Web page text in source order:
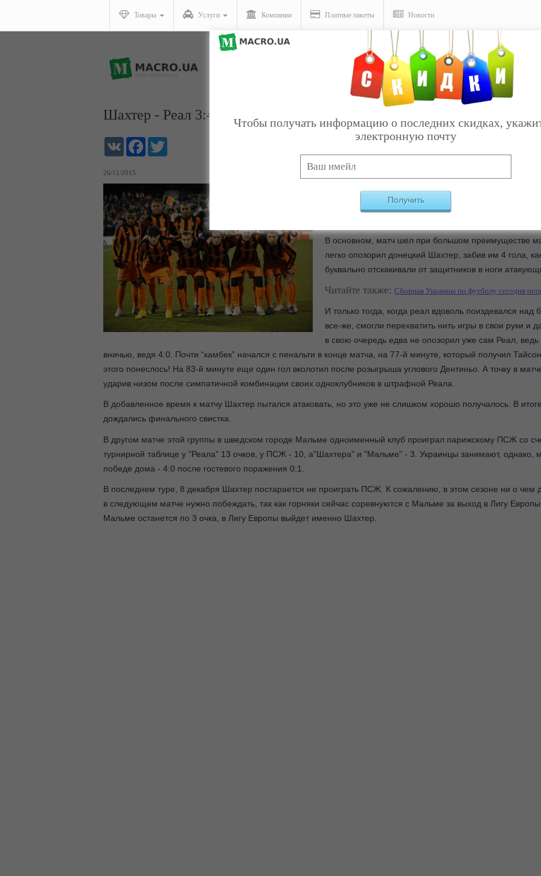
Товары Услуги Компании Платные пакеты Новости
Шахтер - Реал 3:4. Почти “камбек”
VK Facebook
26/11/2015
Вчера во Львове прошел матч 5-го тура группового
"Шахтером" и мадридским "Реалом", где украинская
В основном, матч шел при большом преимуществе
легко опозорил донецкий Шахтер, забив им 4 гола,
буквально отскакивали от защитников в ноги
Читайте также: Сборная Украины по футболу сегодня
И только тогда, когда реал вдоволь поиздевался
все-же, смогли перехватить нить игры в свои руки и
в свою очередь едва не опозорил уже сам Реал, ведь
вничью, ведя 4:0. Почти “камбек” начался с пенальти в конце матча, на 77-й минуте, который получил
этого понеслось! На 83-й минуте еще один гол вколотил после розыгрыша углового Дентиньо. А точку в
ударив низом после симпатичной комбинации своих одноклубников в штрафной Реала.
В добавленное время к матчу Шахтер пытался атаковать, но это уже не слишком хорошо получалось. В
дождались финального свистка.
В другом матче этой группы в шведском городе Мальме одноименный клуб проиграл парижскому ПСЖ со
турнирной таблице у "Реала" 13 очков, у ПСЖ - 10, а"Шахтера" и "Мальме" - 3. Украинцы занимают, однако,
победе дома - 4:0 после гостевого поражения 0:1.
В последнем туре, 8 декабря Шахтер постарается не проиграть ПСЖ. К сожалению, в этом сезоне ни о чем
в следующем матче нужно побеждать, так как горняки сейчас соревнуются с Мальме за выход в Лигу
Мальме останется по 3 очка, в Лигу Европы выйдет именно Шахтер.
Чтобы получать информацию о последних скидках,
электронную почту
Получить